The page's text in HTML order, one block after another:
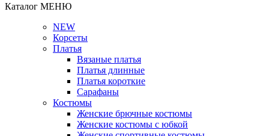
Каталог МЕНЮ
NEW
Корсеты
Платья
Вязаные платья
Платья длинные
Платья короткие
Сарафаны
Костюмы
Женские брючные костюмы
Женские костюмы с юбкой